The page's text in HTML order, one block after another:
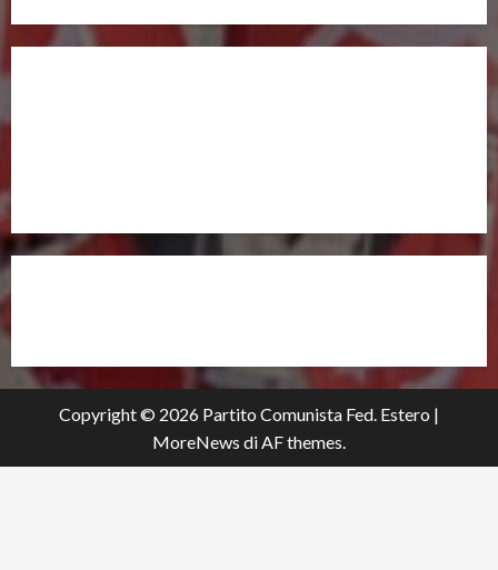
Copyright © 2026 Partito Comunista Fed. Estero |
MoreNews di AF themes.